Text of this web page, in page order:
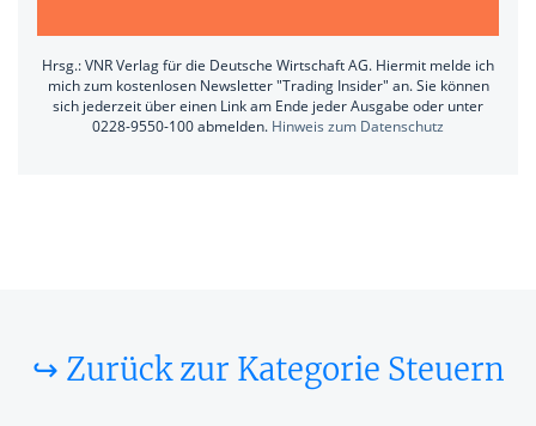
Hrsg.: VNR Verlag für die Deutsche Wirtschaft AG. Hiermit melde ich
mich zum kostenlosen Newsletter "Trading Insider" an. Sie können
sich jederzeit über einen Link am Ende jeder Ausgabe oder unter
0228-9550-100 abmelden. Hinweis zum Datenschutz
↪ Zurück zur Kategorie Steuern